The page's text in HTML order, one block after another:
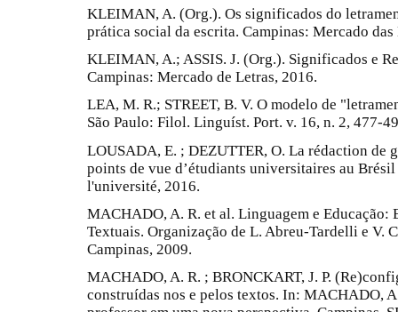
KLEIMAN, A. (Org.). Os significados do
prática social da escrita. Campinas: Mercado das
KLEIMAN, A.; ASSIS. J. (Org.). Significados e
Campinas: Mercado de Letras, 2016.
LEA, M. R.; STREET, B. V. O modelo de
São Paulo: Filol. Linguíst. Port. v. 16, n. 2, 477-
LOUSADA, E. ; DEZUTTER, O. La rédaction de
points de vue d’étudiants universitaires au
l'université, 2016.
MACHADO, A. R. et al. Linguagem e Educação:
Textuais. Organização de L. Abreu-Tardelli e V.
Campinas, 2009.
MACHADO, A. R. ; BRONCKART, J. P.
construídas nos e pelos textos. In: MACHADO,